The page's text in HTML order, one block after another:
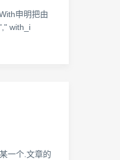
申明把由
with_i
一个.文章的